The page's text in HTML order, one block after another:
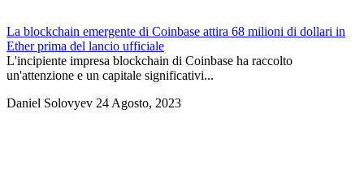
La blockchain emergente di Coinbase attira 68 milioni di dollari in
Ether prima del lancio ufficiale
L'incipiente impresa blockchain di Coinbase ha raccolto
un'attenzione e un capitale significativi...
Daniel Solovyev 24 Agosto, 2023